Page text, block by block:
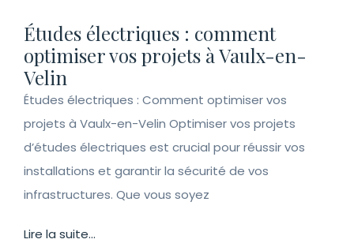
Études électriques : comment
optimiser vos projets à Vaulx-en-
Velin
Études électriques : Comment optimiser vos
projets à Vaulx-en-Velin Optimiser vos projets
d’études électriques est crucial pour réussir vos
installations et garantir la sécurité de vos
infrastructures. Que vous soyez
Lire la suite...